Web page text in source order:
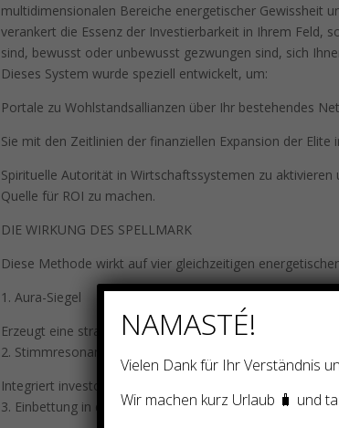
multidimensionalen Bereiche energetischer Gewissheit
verankert die Essenz der Investierbarkeit in Ihrem Feld,
sind, bewusst oder unbewusst gezwungen sind, sich
Dieses System wurde speziell entwickelt, um:
Portale zu Wohlstandsallianzen über Ihr bestehendes
Sie mit den Zeitlinien der finanziellen Expansion der Elite
Spirituelle Autorität in Wirtschaftssystemen zu
Quelle für ROI zu machen.
DIE WIRKUNG DES SPELLMARK
Diese Methode wirkt auf vier gleichzeitigen
1. Aura-Siegel
Erzeugt eine strahlende Schicht aus Vertrauen,
2. Stimmresonanz-Infusion
Integriert investorenanziehende Frequenzen in Ihre
3. Einbettung in das Geschäftsfeld
NAMASTÉ!
Vielen Dank für Ihr Verständnis
Wir machen kurz Urlaub 🧳 und